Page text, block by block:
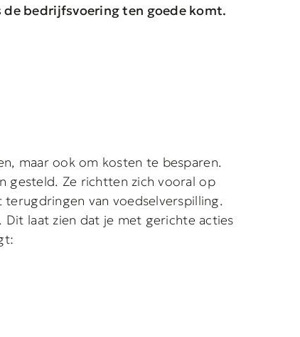
bedrijfsvoering ten goede komt.
maar ook om kosten te besparen.
gesteld. Ze richtten zich vooral op
van voedselverspilling.
Dit laat zien dat je met gerichte acties